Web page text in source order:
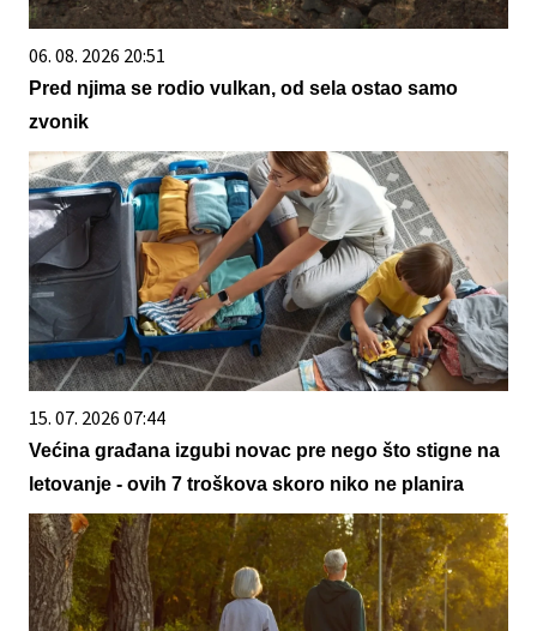
06. 08. 2026 20:51
Pred njima se rodio vulkan, od sela ostao samo
zvonik
15. 07. 2026 07:44
Većina građana izgubi novac pre nego što stigne na
letovanje - ovih 7 troškova skoro niko ne planira